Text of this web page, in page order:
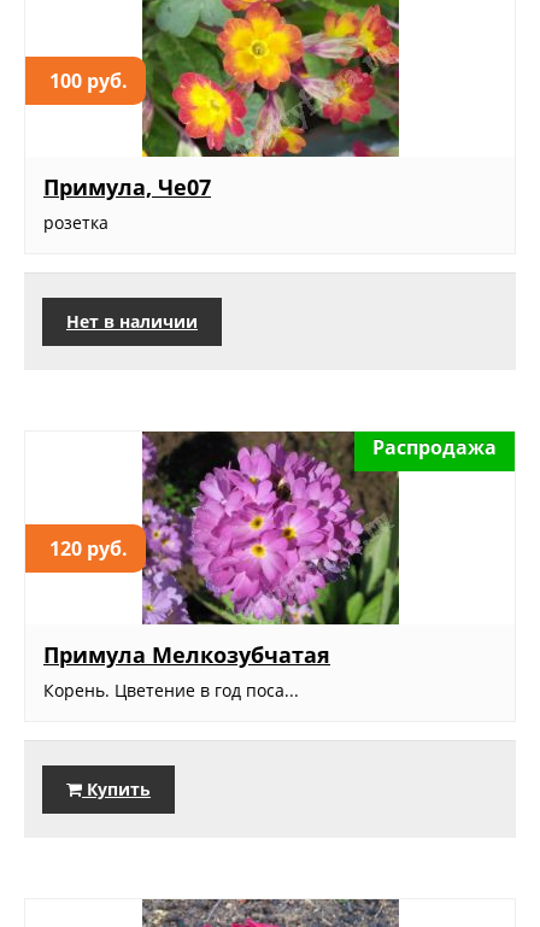
100 руб.
Примула, Че07
розетка
Нет в наличии
120 руб.
Распродажа
Примула Мелкозубчатая
Корень. Цветение в год поса...
Купить